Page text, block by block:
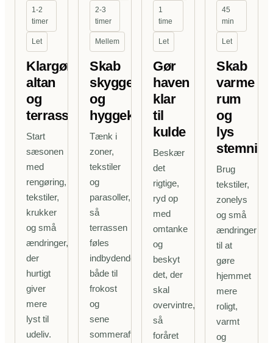
1-2
timer
Let
Klargør
altan
og
terrasse
Start
sæsonen
med
rengøring,
tekstiler,
krukker
og små
ændringer,
der
hurtigt
giver
mere
lyst til
udeliv.
2-3
timer
Mellem
Skab
skygge
og
hyggekroge
Tænk i
zoner,
tekstiler
og
parasoller,
så
terrassen
føles
indbydende
både til
frokost
og
sene
sommeraftener.
1
time
Let
Gør
haven
klar
til
kulde
Beskær
det
rigtige,
ryd op
med
omtanke
og
beskyt
det, der
skal
overvintre,
så
foråret
45
min
Let
Skab
varme
rum
og
lys
stemning
Brug
tekstiler,
zonelys
og små
ændringer
til at
gøre
hjemmet
mere
roligt,
varmt
og